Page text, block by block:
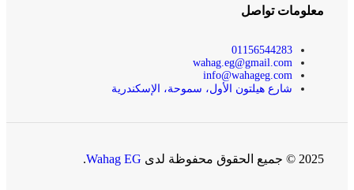
معلومات تواصل
01156544283
wahag.eg@gmail.com
info@wahageg.com
شارع هيلتون الأول، سموحة، الإسكندرية
2025 © جميع الحقوق محفوظة لدى Wahag EG
.